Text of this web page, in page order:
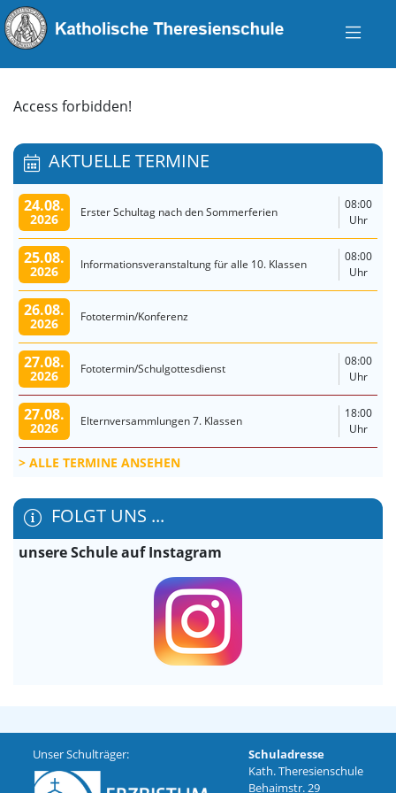
Access forbidden!
AKTUELLE TERMINE
24.08.
2026 Erster Schultag nach den Sommerferien
08:00
Uhr
25.08.
2026 Informationsveranstaltung für alle 10. Klassen
08:00
Uhr
26.08.
2026 Fototermin/Konferenz
27.08.
2026 Fototermin/Schulgottesdienst
08:00
Uhr
27.08.
2026 Elternversammlungen 7. Klassen
18:00
Uhr
ALLE TERMINE ANSEHEN
FOLGT UNS ...
unsere Schule auf Instagram
Unser Schulträger:
Schuladresse
Kath. Theresienschule
Behaimstr. 29